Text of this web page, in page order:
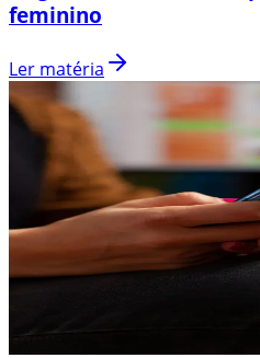
feminino
Ler matéria